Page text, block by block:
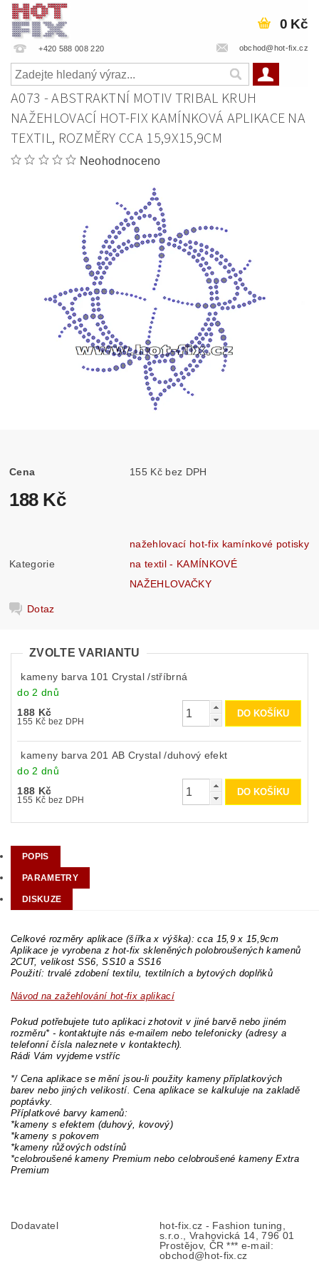
+420 588 008 220 obchod@hot-fix.cz
0 Kč
A073 - ABSTRAKTNÍ MOTIV TRIBAL KRUH
NAŽEHLOVACÍ HOT-FIX KAMÍNKOVÁ APLIKACE NA
TEXTIL, ROZMĚRY CCA 15,9X15,9CM
Neohodnoceno
Cena 155 Kč bez DPH
188 Kč
Kategorie
nažehlovací hot-fix kamínkové potisky
na textil - KAMÍNKOVÉ
NAŽEHLOVAČKY
Dotaz
ZVOLTE VARIANTU
kameny barva 101 Crystal /stříbrná
do 2 dnů
188 Kč
155 Kč bez DPH
kameny barva 201 AB Crystal /duhový efekt
do 2 dnů
188 Kč
155 Kč bez DPH
POPIS
PARAMETRY
DISKUZE
Celkové rozměry aplikace (šířka x výška): cca 15,9 x 15,9cm
Aplikace je vyrobena z hot-fix skleněných polobroušených kamenů
2CUT, velikost SS6, SS10 a SS16
Použití: trvalé zdobení textilu, textilních a bytových doplňků
Návod na zažehlování hot-fix aplikací
Pokud potřebujete tuto aplikaci zhotovit v jiné barvě nebo jiném
rozměru* - kontaktujte nás e-mailem nebo telefonicky (adresy a
telefonní čísla naleznete v kontaktech).
Rádi Vám vyjdeme vstříc
*/ Cena aplikace se mění jsou-li použity kameny příplatkových
barev nebo jiných velikostí. Cena aplikace se kalkuluje na zakladě
poptávky.
Příplatkové barvy kamenů:
*kameny s efektem (duhový, kovový)
*kameny s pokovem
*kameny růžových odstínů
*celobroušené kameny Premium nebo celobroušené kameny Extra
Premium
Dodavatel
hot-fix.cz - Fashion tuning,
s.r.o., Vrahovická 14, 796 01
Prostějov, ČR *** e-mail:
obchod@hot-fix.cz